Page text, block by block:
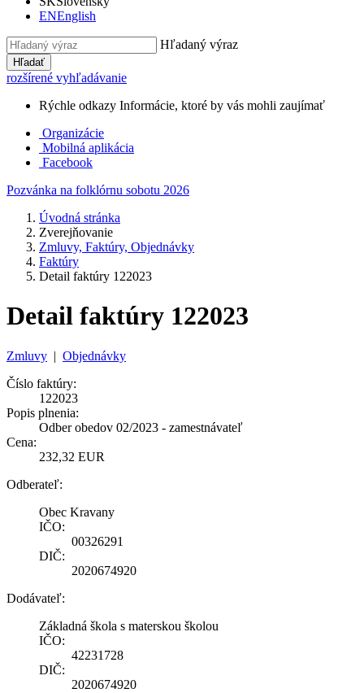
ENEnglish
Hľadaný výraz
Hľadať
rozšírené vyhľadávanie
Rýchle odkazy Informácie, ktoré by vás mohli zaujímať
Organizácie
Mobilná aplikácia
Facebook
Pozvánka na folklórnu sobotu 2026
Úvodná stránka
Zverejňovanie
Zmluvy, Faktúry, Objednávky
Faktúry
Detail faktúry 122023
Detail faktúry 122023
Zmluvy | Objednávky
Číslo faktúry:
122023
Popis plnenia:
Odber obedov 02/2023 - zamestnávateľ
Cena:
232,32 EUR
Odberateľ:
Obec Kravany
IČO:
00326291
DIČ:
2020674920
Dodávateľ:
Základná škola s materskou školou
IČO:
42231728
DIČ:
2020674920